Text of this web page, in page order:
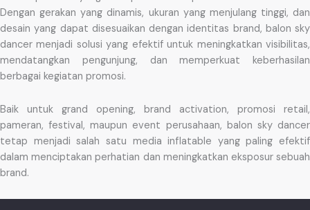
Dengan gerakan yang dinamis, ukuran yang menjulang tinggi, dan
desain yang dapat disesuaikan dengan identitas brand, balon sky
dancer menjadi solusi yang efektif untuk meningkatkan visibilitas,
mendatangkan pengunjung, dan memperkuat keberhasilan
berbagai kegiatan promosi.
Baik untuk grand opening, brand activation, promosi retail,
pameran, festival, maupun event perusahaan, balon sky dancer
tetap menjadi salah satu media inflatable yang paling efektif
dalam menciptakan perhatian dan meningkatkan eksposur sebuah
brand.